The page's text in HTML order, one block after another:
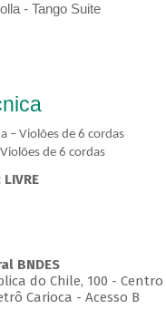
- Tango Suite
– Violões de 6 cordas
de 6 cordas
BNDES
do Chile, 100 - Centro
Carioca - Acesso B